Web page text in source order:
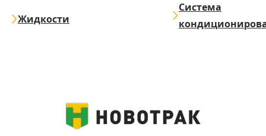
Жидкости
Система